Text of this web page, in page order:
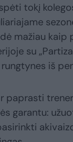
tokį
mažiau kaip
su
iš
paprasti
garantu: